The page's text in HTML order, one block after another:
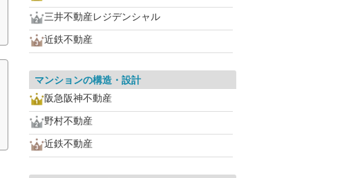
三井不動産レジデンシャル
近鉄不動産
マンションの構造・設計
阪急阪神不動産
野村不動産
近鉄不動産